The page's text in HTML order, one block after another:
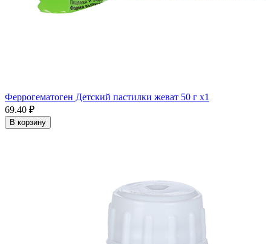
Феррогематоген Детский пастилки жеват 50 г x1
69.40 ₽
В корзину